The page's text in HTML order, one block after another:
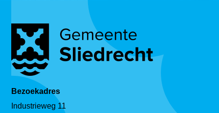
Bezoekadres
Industrieweg 11